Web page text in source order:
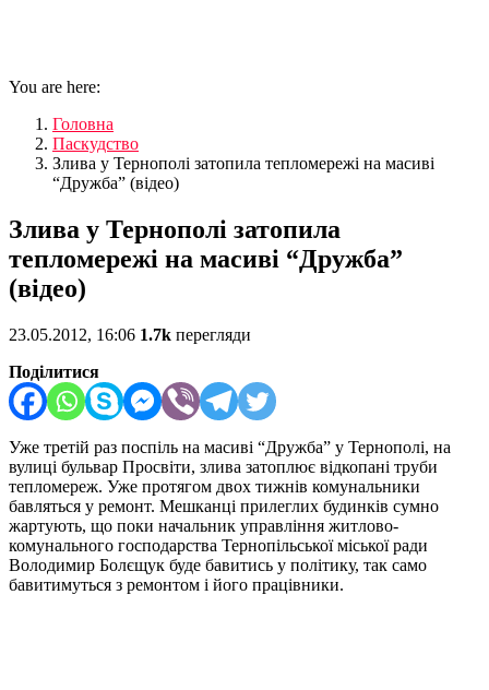
You are here:
Головна
Паскудство
Злива у Тернополі затопила тепломережі на масиві
“Дружба” (відео)
Злива у Тернополі затопила
тепломережі на масиві “Дружба”
(відео)
23.05.2012, 16:06 1.7k перегляди
Поділитися
Уже третій раз поспіль на масиві “Дружба” у Тернополі, на
вулиці бульвар Просвіти, злива затоплює відкопані труби
тепломереж. Уже протягом двох тижнів комунальники
бавляться у ремонт. Мешканці прилеглих будинків сумно
жартують, що поки начальник управління житлово-
комунального господарства Тернопільської міської ради
Володимир Болєщук буде бавитись у політику, так само
бавитимуться з ремонтом і його працівники.